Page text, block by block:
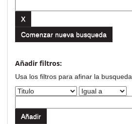
Comenzar nueva busqueda
Añadir filtros:
Usa los filtros para afinar la busqueda.